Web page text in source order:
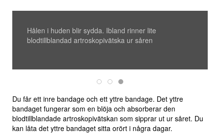
Hålen i huden blir sydda. Ibland rinner lite
blodtillblandad artroskopivätska ur såren
Yttre bandage
Inre bandage
Stygn
Du får ett inre bandage och ett yttre bandage. Det yttre
bandaget fungerar som en blöja och absorberar den
blodtillblandade artroskopivätskan som sipprar ut ur såret. Du
kan låta det yttre bandaget sitta orört i några dagar.